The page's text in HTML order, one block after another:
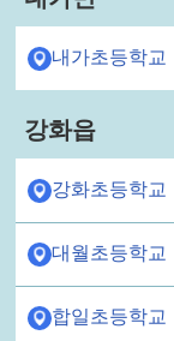
내가초등학교
강화읍
강화초등학교
대월초등학교
합일초등학교